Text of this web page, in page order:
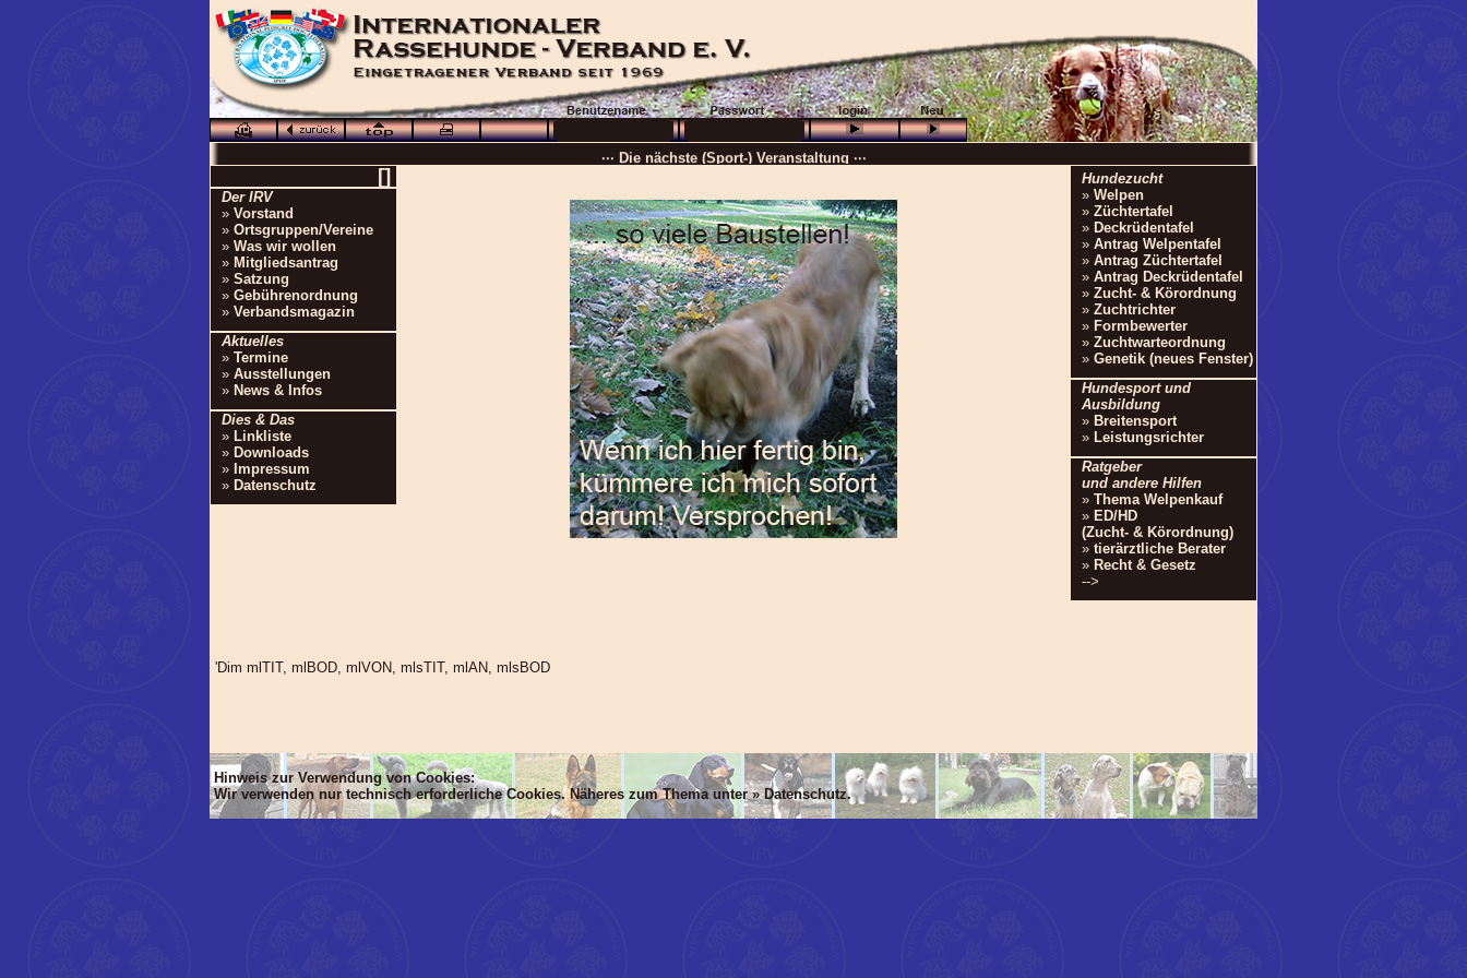
[]
Der IRV
» Vorstand
» Ortsgruppen/Vereine
» Was wir wollen
» Mitgliedsantrag
» Satzung
» Gebührenordnung
» Verbandsmagazin
Aktuelles
» Termine
» Ausstellungen
» News & Infos
Dies & Das
» Linkliste
» Downloads
» Impressum
» Datenschutz
Hundezucht
» Welpen
» Züchtertafel
» Deckrüdentafel
» Antrag Welpentafel
» Antrag Züchtertafel
» Antrag Deckrüdentafel
» Zucht- & Körordnung
» Zuchtrichter
» Formbewerter
» Zuchtwarteordnung
» Genetik (neues Fenster)
Hundesport und
Ausbildung
» Breitensport
» Leistungsrichter
Ratgeber
und andere Hilfen
» Thema Welpenkauf
» ED/HD
(Zucht- & Körordnung)
» tierärztliche Berater
» Recht & Gesetz
-->
Hinweis zur Verwendung von Cookies:
Wir verwenden nur technisch erforderliche Cookies. Näheres zum Thema unter »Datenschutz.
··· Schön, dass Sie da sind! ···
··· Die nächste (Sport-) Veranstaltung ···
··· 16.08.2026 :Wolfenbüttel···
··· Besuchen Sie auch unsereOrtsgruppen und Vereine
······
'Dim mlTIT, mlBOD, mlVON, mlsTIT, mlAN, mlsBOD